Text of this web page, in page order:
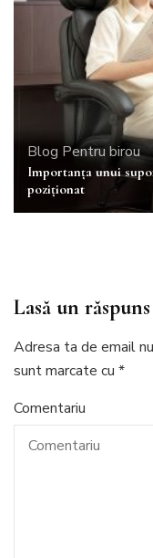
Blog Pentru birou
Importanța unui
poziționat
Lasă un răspuns
Adresa ta de email
sunt marcate cu *
Comentariu